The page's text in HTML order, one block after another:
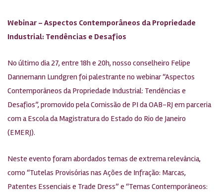
Webinar – Aspectos Contemporâneos da Propriedade
Industrial: Tendências e Desafios
No último dia 27, entre 18h e 20h, nosso conselheiro Felipe
Dannemann Lundgren foi palestrante no webinar “Aspectos
Contemporâneos da Propriedade Industrial: Tendências e
Desafios”, promovido pela Comissão de PI da OAB-RJ em parceria
com a Escola da Magistratura do Estado do Rio de Janeiro
(EMERJ).
Neste evento foram abordados temas de extrema relevância,
como “Tutelas Provisórias nas Ações de Infração: Marcas,
Patentes Essenciais e Trade Dress” e “Temas Contemporâneos: